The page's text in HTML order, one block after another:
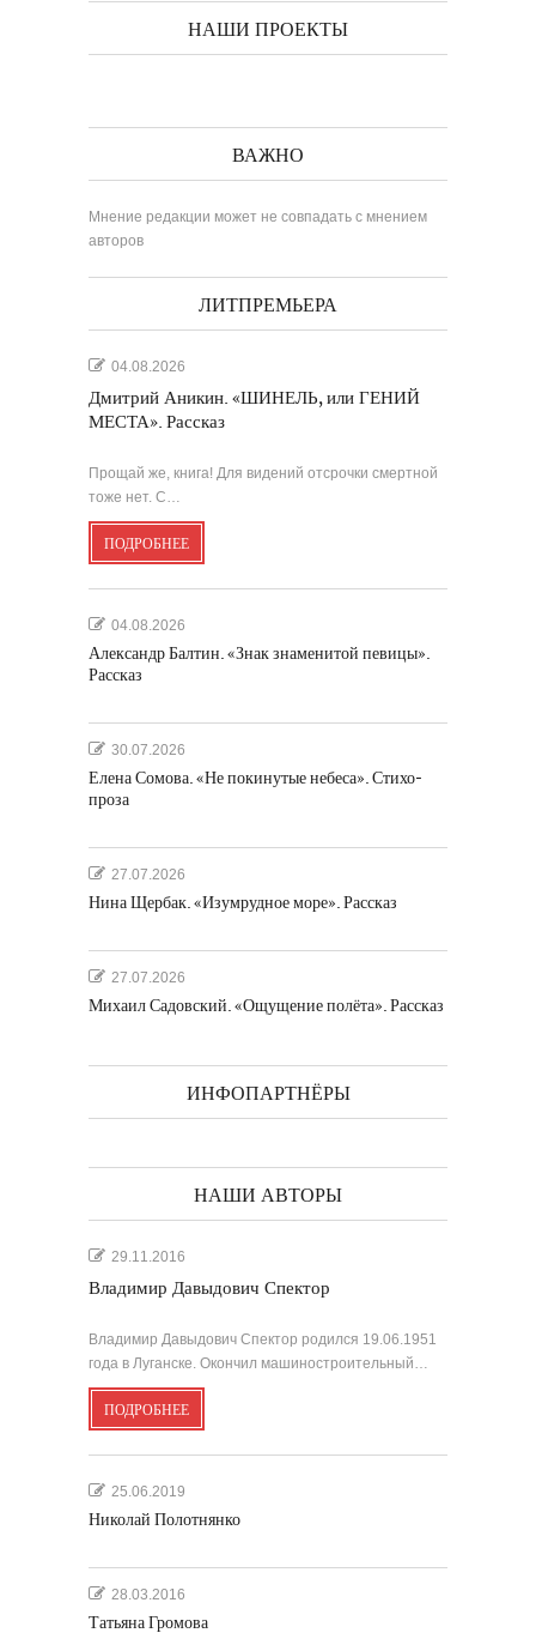
НАШИ ПРОЕКТЫ
ВАЖНО
Мнение редакции может не совпадать с мнением
авторов
ЛИТПРЕМЬЕРА
04.08.2026
Дмитрий Аникин. «ШИНЕЛЬ, или ГЕНИЙ
МЕСТА». Рассказ
Прощай же, книга! Для видений отсрочки смертной
тоже нет. С…
ПОДРОБНЕЕ
04.08.2026
Александр Балтин. «Знак знаменитой певицы».
Рассказ
30.07.2026
Елена Сомова. «Не покинутые небеса». Стихо-
проза
27.07.2026
Нина Щербак. «Изумрудное море». Рассказ
27.07.2026
Михаил Садовский. «Ощущение полёта». Рассказ
ИНФОПАРТНЁРЫ
НАШИ АВТОРЫ
29.11.2016
Владимир Давыдович Спектор
Владимир Давыдович Спектор родился 19.06.1951
года в Луганске. Окончил машиностроительный…
ПОДРОБНЕЕ
25.06.2019
Николай Полотнянко
28.03.2016
Татьяна Громова